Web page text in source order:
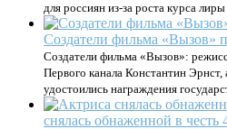
для россиян из-за роста курса
Создатели фильма «Вызов»
Создатели фильма «Вызов»:
Первого канала Константин
удостоились награждения
снялась обнаженной в честь